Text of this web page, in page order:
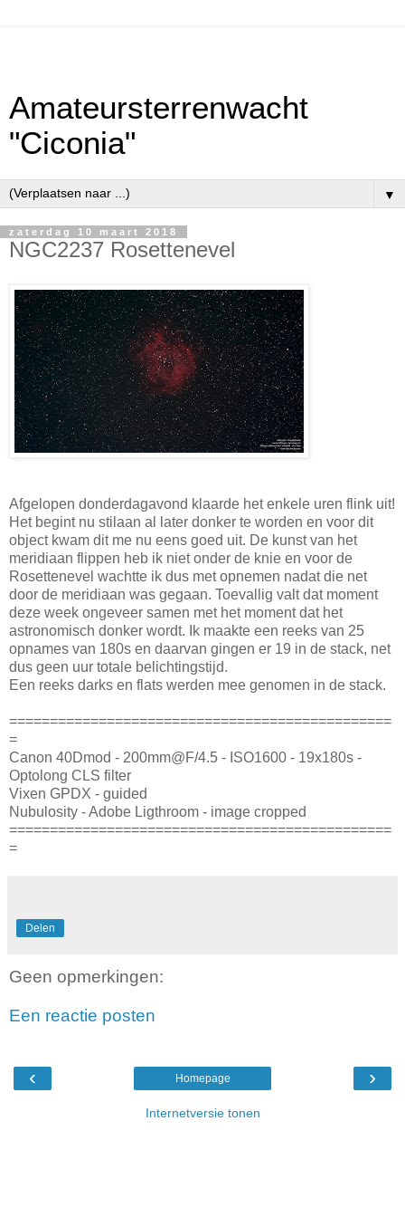
Amateursterrenwacht
"Ciconia"
▼
zaterdag 10 maart 2018
NGC2237 Rosettenevel
Afgelopen donderdagavond klaarde het enkele uren flink uit!
Het begint nu stilaan al later donker te worden en voor dit
object kwam dit me nu eens goed uit. De kunst van het
meridiaan flippen heb ik niet onder de knie en voor de
Rosettenevel wachtte ik dus met opnemen nadat die net
door de meridiaan was gegaan. Toevallig valt dat moment
deze week ongeveer samen met het moment dat het
astronomisch donker wordt. Ik maakte een reeks van 25
opnames van 180s en daarvan gingen er 19 in de stack, net
dus geen uur totale belichtingstijd.
Een reeks darks en flats werden mee genomen in de stack.
===============================================
=
Canon 40Dmod - 200mm@F/4.5 - ISO1600 - 19x180s -
Optolong CLS filter
Vixen GPDX - guided
Nubulosity - Adobe Ligthroom - image cropped
===============================================
=
Delen
Geen opmerkingen:
Een reactie posten
‹ ›
Homepage
Internetversie tonen